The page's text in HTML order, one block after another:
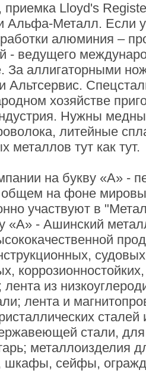
Lloyd's
Альфа-Металл. Если
алюминия –
- ведущего
За аллигаторными
Альтсервис.
хозяйстве
Нужны
литейные
металлов тут как тут.
на букву «А» -
на фоне
участвуют в
«А» - Ашинский
из
лента и
сталей
стали,
металлоизделия
шкафы, сейфы,